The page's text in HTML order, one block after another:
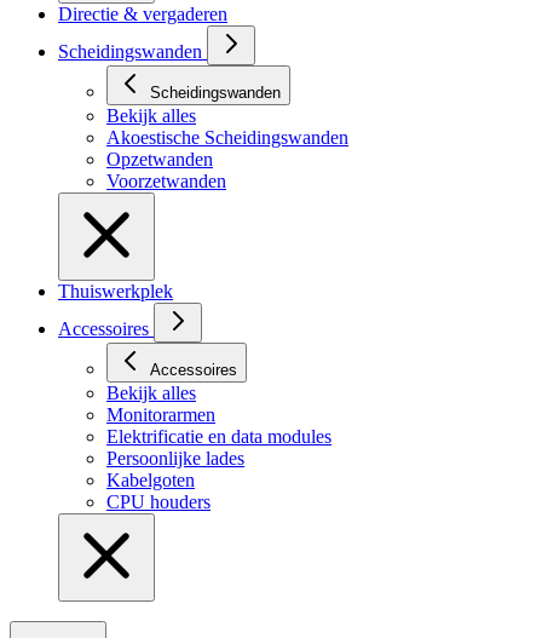
Directie & vergaderen
Scheidingswanden
Scheidingswanden
Bekijk alles
Akoestische Scheidingswanden
Opzetwanden
Voorzetwanden
Thuiswerkplek
Accessoires
Accessoires
Bekijk alles
Monitorarmen
Elektrificatie en data modules
Persoonlijke lades
Kabelgoten
CPU houders